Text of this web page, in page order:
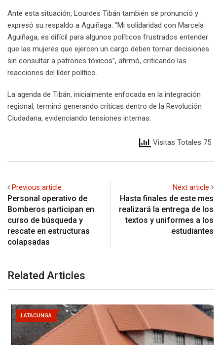
Ante esta situación, Lourdes Tibán también se pronunció y
expresó su respaldo a Aguiñaga. “Mi solidaridad con Marcela
Aguiñaga, es difícil para algunos políticos frustrados entender
que las mujeres que ejercen un cargo deben tomar decisiones
sin consultar a patrones tóxicos”, afirmó, criticando las
reacciones del líder político.
La agenda de Tibán, inicialmente enfocada en la integración
regional, terminó generando críticas dentro de la Revolución
Ciudadana, evidenciando tensiones internas.
Visitas Totales 75
Previous article
Personal operativo de
Bomberos participan en
curso de búsqueda y
rescate en estructuras
colapsadas
Next article
Hasta finales de este mes
realizará la entrega de los
textos y uniformes a los
estudiantes
Related Articles
LATACUNGA